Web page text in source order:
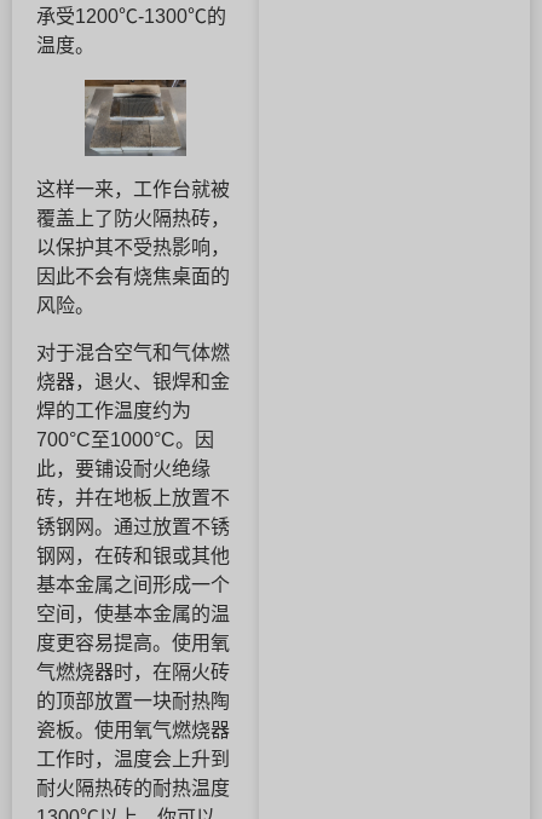
承受1200℃-1300℃的
温度。
这样一来，工作台就被
覆盖上了防火隔热砖，
以保护其不受热影响，
因此不会有烧焦桌面的
风险。
对于混合空气和气体燃
烧器，退火、银焊和金
焊的工作温度约为
700°C至1000°C。因
此，要铺设耐火绝缘
砖，并在地板上放置不
锈钢网。通过放置不锈
钢网，在砖和银或其他
基本金属之间形成一个
空间，使基本金属的温
度更容易提高。使用氧
气燃烧器时，在隔火砖
的顶部放置一块耐热陶
瓷板。使用氧气燃烧器
工作时，温度会上升到
耐火隔热砖的耐热温度